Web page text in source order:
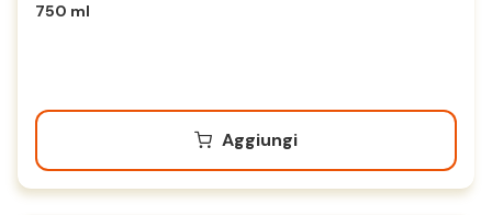
750 ml
Aggiungi